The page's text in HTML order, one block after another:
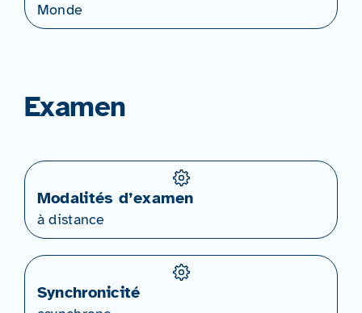
Monde
Examen
Modalités d’examen
à distance
Synchronicité